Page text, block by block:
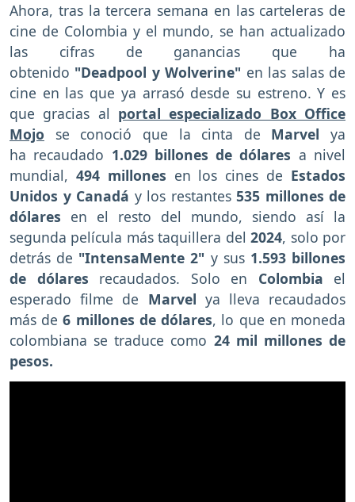
Ahora, tras la tercera semana en las carteleras de
cine de Colombia y el mundo, se han actualizado
las cifras de ganancias que ha
obtenido "Deadpool y Wolverine" en las salas de
cine en las que ya arrasó desde su estreno. Y es
que gracias al portal especializado Box Office
Mojo se conoció que la cinta de Marvel ya
ha recaudado 1.029 billones de dólares a nivel
mundial, 494 millones en los cines de Estados
Unidos y Canadá y los restantes535 millones de
dólares en el resto del mundo, siendo así la
segunda película más taquillera del2024, solo por
detrás de "IntensaMente 2" y sus 1.593 billones
de dólares recaudados. Solo en Colombia el
esperado filme de Marvel ya lleva recaudados
más de6 millones de dólares, lo que en moneda
colombiana se traduce como 24 mil millones de
pesos.